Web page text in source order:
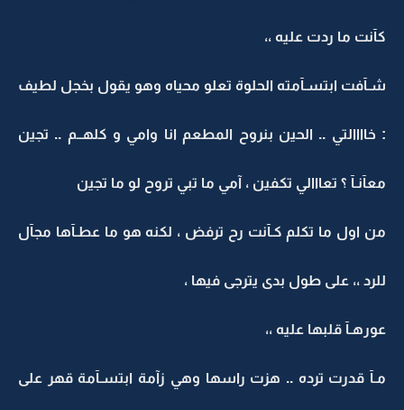
كآنت ما ردت عليه ،،
شـآفت ابتسـآمته الحلوة تعلو محياه وهو يقول بخجل لطيف
: خاااالتي .. الحين بنروح المطعم انا وامي و كلهــم .. تجين
معآنـآ ؟ تعااالي تكفين ، آمي ما تبي تروح لو ما تجين
من اول ما تكلم كـآنت رح ترفض ، لكنه هو ما عطـآها مجآل
للرد ،، على طول بدى يترجى فيها ،
عورهـآ قلبها عليه ،،
مـآ قدرت ترده .. هزت راسها وهي زآمة ابتسـآمة قهر على